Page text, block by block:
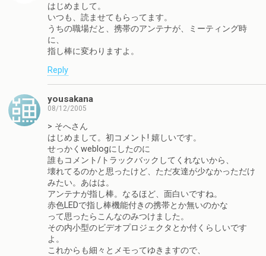
はじめまして。
いつも、読ませてもらってます。
うちの職場だと、携帯のアンテナが、ミーティング時
に、
指し棒に変わりますよ。
Reply
yousakana
08/12/2005
> そへさん
はじめまして。初コメント! 嬉しいです。
せっかくweblogにしたのに
誰もコメント/トラックバックしてくれないから、
壊れてるのかと思ったけど、ただ友達が少なかっただけ
みたい。あはは。
アンテナが指し棒。なるほど、面白いですね。
赤色LEDで指し棒機能付きの携帯とか無いのかな
って思ったらこんなのみつけました。
その内小型のビデオプロジェクタとか付くらしいです
よ。
これからも細々とメモってゆきますので、